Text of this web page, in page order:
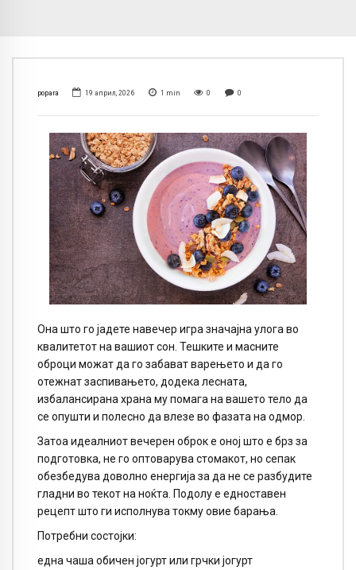
popara 19 април, 2026 1 min 0 0
Она што го јадете навечер игра значајна улога во
квалитетот на вашиот сон. Тешките и масните
оброци можат да го забават варењето и да го
отежнат заспивањето, додека лесната,
избалансирана храна му помага на вашето тело да
се опушти и полесно да влезе во фазата на одмор.
Затоа идеалниот вечерен оброк е оној што е брз за
подготовка, не го оптоварува стомакот, но сепак
обезбедува доволно енергија за да не се разбудите
гладни во текот на ноќта. Подолу е едноставен
рецепт што ги исполнува токму овие барања.
Потребни состојки:
една чаша обичен јогурт или грчки јогурт